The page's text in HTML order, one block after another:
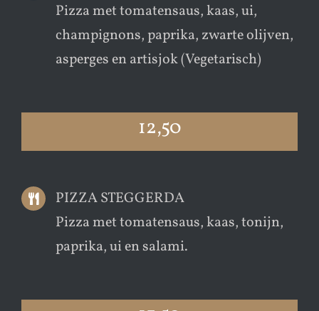
Pizza met tomatensaus, kaas, ui,
champignons, paprika, zwarte olijven,
asperges en artisjok (Vegetarisch)
12,50
PIZZA STEGGERDA
Pizza met tomatensaus, kaas, tonijn,
paprika, ui en salami.